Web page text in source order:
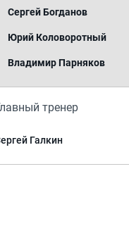
Сергей Богданов
Юрий Коловоротный
Владимир Парняков
тренер
Галкин